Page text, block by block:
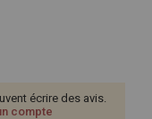
écrire des avis.
compte